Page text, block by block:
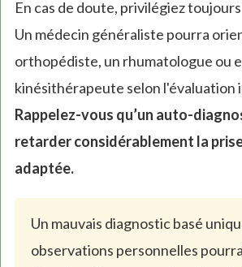
En cas de doute, privilégiez
Un médecin généraliste pourra
orthopédiste, un rhumatologue ou
kinésithérapeute selon l'évaluation
Rappelez-vous qu’un auto-
retarder considérablement la
adaptée.
Un mauvais diagnostic basé
observations personnelles